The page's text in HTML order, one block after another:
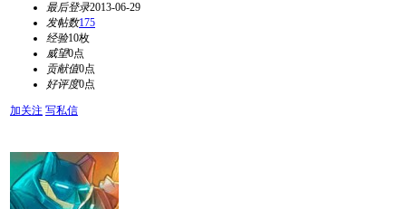
最后登录2013-06-29
发帖数175
经验10枚
威望0点
贡献值0点
好评度0点
加关注 写私信